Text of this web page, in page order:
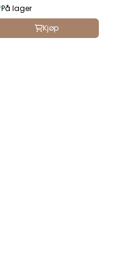
På lager
Kjøp